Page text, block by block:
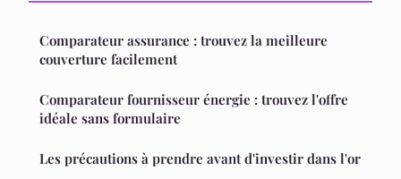
Comparateur assurance : trouvez la meilleure
couverture facilement
Comparateur fournisseur énergie : trouvez l'offre
idéale sans formulaire
Les précautions à prendre avant d'investir dans l'or